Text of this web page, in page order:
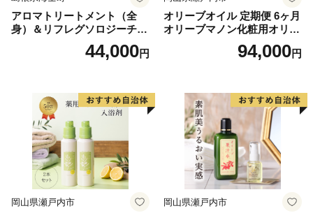
アロマトリートメント（全
身）＆リフレグソロジーチケ
44,000円
オリーブオイル 定期便 6ヶ月
オリーブマノン化粧用オリー
ブオイル 200ml オリーブ オ
イル 美容 スキンケア 化粧用
94,000円
岡山県瀬戸内市 岡山県瀬戸内市